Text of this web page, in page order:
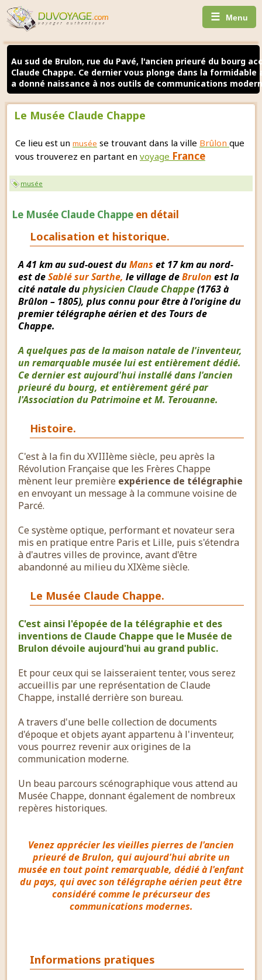
☰ Menu
Au sud de Brulon, rue du Pavé, l'ancien prieuré du bourg
Claude Chappe. Ce dernier vous plonge dans la
a donné naissance à nos outils de communications
Le Musée Claude Chappe
Ce lieu est un musée se trouvant dans la ville Brûlon que
vous trouverez en partant en voyage France
musée
Le Musée Claude Chappe en détail
Localisation et historique.
A 41 km au sud-ouest duMans et 17 km au nord-
est deSablé sur Sarthe, le village deBrulon est la
cité natale duphysicien Claude Chappe(1763 à
Brûlon – 1805), plus connu pour être à l'origine du
premier télégraphe aérien et des Tours de
Chappe.
A quelques pas de la maison natale de l'inventeur,
un remarquable musée lui est entièrement dédié.
Ce dernier est aujourd'hui installé dans l'ancien
prieuré du bourg, et entièrement géré par
l'Association du Patrimoine et M. Terouanne.
Histoire.
C'est à la fin du XVIIIème siècle, peu après la
Révolution Française que les Frères Chappe
mènent leur première expérience de télégraphie
en envoyant un message à la commune voisine de
Parcé.
Ce système optique, performant et novateur sera
mis en pratique entre Paris et Lille, puis s'étendra
à d'autres villes de province, avant d'être
abandonné au milieu du XIXème siècle.
Le Musée Claude Chappe.
C'est ainsi l'épopée de la télégraphie et des
inventions de Claude Chappe que le Musée de
Brulon dévoile aujourd'hui au grand public.
Et pour ceux qui se laisseraient tenter, vous serez
accueillis par une représentation de Claude
Chappe, installé derrière son bureau.
A travers d'une belle collection de documents
d'époque et objets ayant appartenu à l'inventeur,
vous pourrez revenir aux origines de la
communication moderne.
Un beau parcours scénographique vous attend au
Musée Chappe, donnant également de nombreux
repères historiques.
Venez apprécier les vieilles pierres de l'ancien
prieuré de Brulon, qui aujourd'hui abrite un
musée en tout point remarquable, dédié à l'enfant
du pays, qui avec son télégraphe aérien peut être
considéré comme le précurseur des
communications modernes.
Informations pratiques